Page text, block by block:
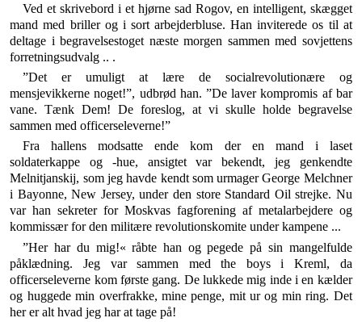
Ved et skrivebord i et hjørne sad Rogov, en intelligent, skægget
mand med briller og i sort arbejderbluse. Han inviterede os til at
deltage i begravelsestoget næste mor­gen sammen med sovjettens
forretningsudvalg .. .
”Det er umuligt at lære de socialrevolutionære og
mensjevikkerne noget!”, udbrød han. ”De laver kompromis af bar
vane. Tænk Dem! De foreslog, at vi skulle holde begravelse
sammen med officerseleverne!”
Fra hallens modsatte ende kom der en mand i laset
soldaterkappe og -hue, ansigtet var bekendt, jeg gen­kendte
Melnitjanskij, som jeg havde kendt som urma­ger George Melchner
i Bayonne, New Jersey, under den store Standard Oil strejke. Nu
var han sekreter for Moskvas fagforening af metalarbejdere og
kommissær for den militære revolutionskomite under kampene ...
”Her har du mig!« råbte han og pegede på sin man­gelfulde
påklædning. Jeg var sammen med the boys i Kreml, da
officerseleverne kom første gang. De lukkede mig inde i en kælder
og huggede min overfrakke, mine penge, mit ur og min ring. Det
her er alt hvad jeg har at tage på!